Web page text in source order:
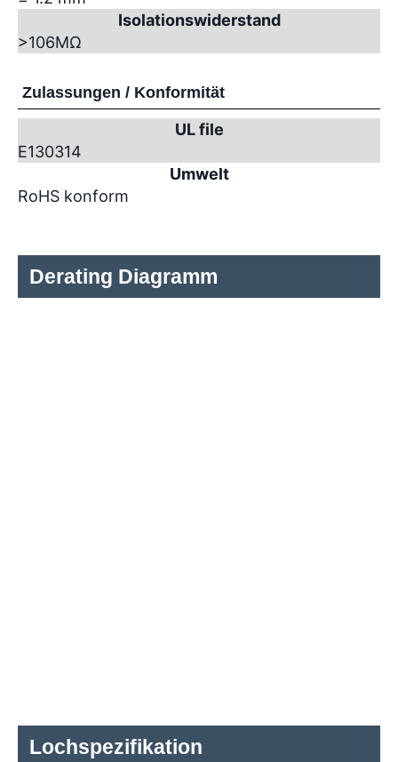
Isolationswiderstand
>106MΩ
Zulassungen / Konformität
UL file
E130314
Umwelt
RoHS konform
Derating Diagramm
Lochspezifikation